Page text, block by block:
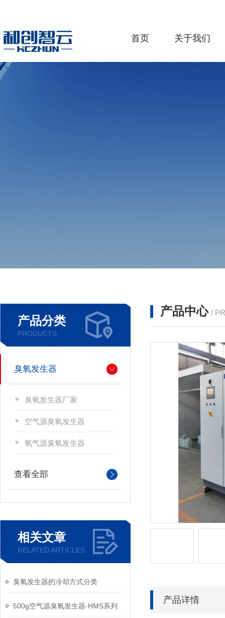
首页 关于我们
产品分类
PRODUCTS
臭氧发生器
臭氧发生器厂家
空气源臭氧发生器
氧气源臭氧发生器
查看全部
相关文章
RELATED ARTICLES
臭氧发生器的冷却方式分类
500g空气源臭氧发生器-HMS系列
产品中心 /
产品详情